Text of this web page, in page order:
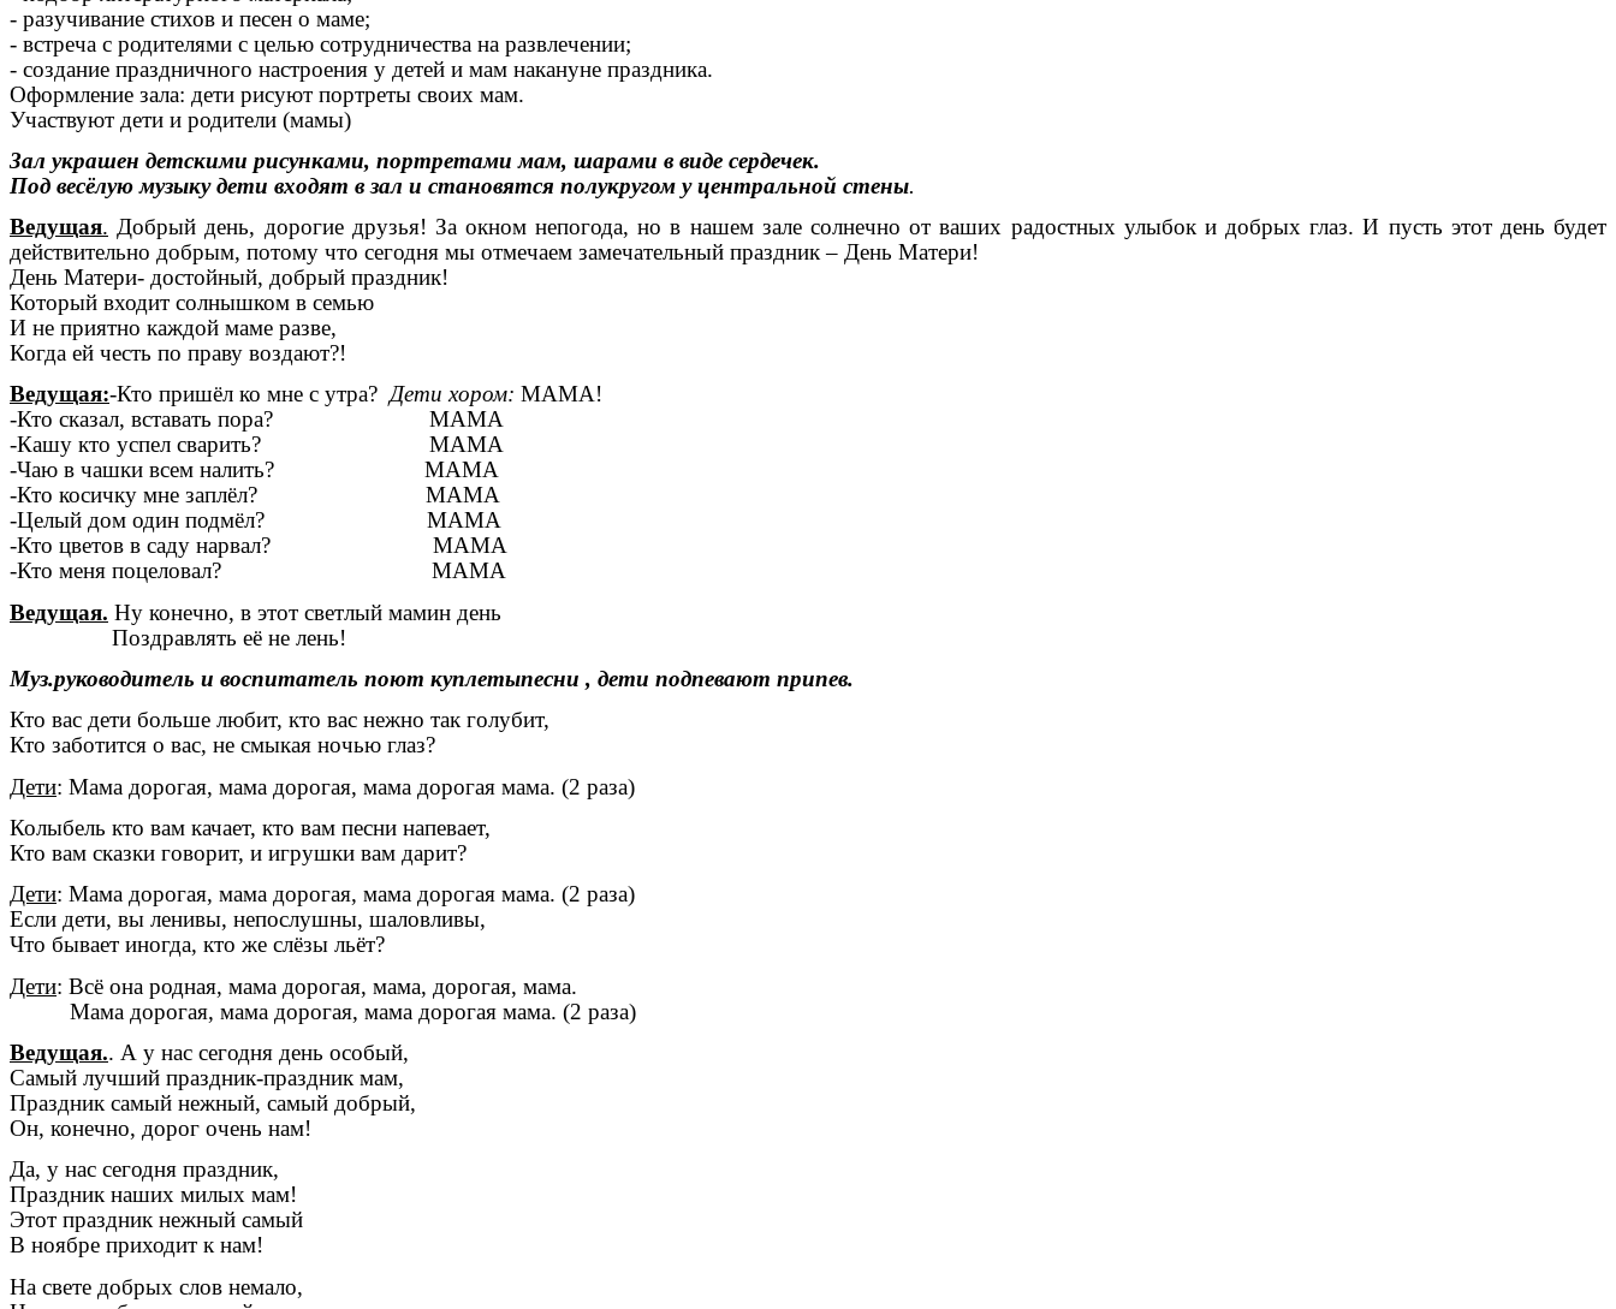
- разучивание стихов и песен о маме;
- встреча с родителями с целью сотрудничества на развлечении;
- создание праздничного настроения у детей и мам накануне праздника.
Оформление зала: дети рисуют портреты своих мам.
Участвуют дети и родители (мамы)
Зал украшен детскими рисунками, портретами мам, шарами в виде сердечек.
Под весёлую музыку дети входят в зал и становятся полукругом у центральной стены.
Ведущая. Добрый день, дорогие друзья! За окном непогода, но в нашем зале солнечно от ваших радостных улыбок и добрых глаз. И пусть этот день будет
действительно добрым, потому что сегодня мы отмечаем замечательный праздник – День Матери!
День Матери- достойный, добрый праздник!
Который входит солнышком в семью
И не приятно каждой маме разве,
Когда ей честь по праву воздают?!
Ведущая:-Кто пришёл ко мне с утра?Дети хором: МАМА!
-Кто сказал, вставать пора? МАМА
-Кашу кто успел сварить? МАМА
-Чаю в чашки всем налить? МАМА
-Кто косичку мне заплёл? МАМА
-Целый дом один подмёл? МАМА
-Кто цветов в саду нарвал? МАМА
-Кто меня поцеловал? МАМА
Ведущая. Ну конечно, в этот светлый мамин день
Поздравлять её не лень!
Муз.руководитель и воспитатель поют куплетыпесни , дети подпевают припев.
Кто вас дети больше любит, кто вас нежно так голубит,
Кто заботится о вас, не смыкая ночью глаз?
Дети: Мама дорогая, мама дорогая, мама дорогая мама. (2 раза)
Колыбель кто вам качает, кто вам песни напевает,
Кто вам сказки говорит, и игрушки вам дарит?
Дети: Мама дорогая, мама дорогая, мама дорогая мама. (2 раза)
Если дети, вы ленивы, непослушны, шаловливы,
Что бывает иногда, кто же слёзы льёт?
Дети: Всё она родная, мама дорогая, мама, дорогая, мама.
Мама дорогая, мама дорогая, мама дорогая мама. (2 раза)
Ведущая.. А у нас сегодня день особый,
Самый лучший праздник-праздник мам,
Праздник самый нежный, самый добрый,
Он, конечно, дорог очень нам!
Да, у нас сегодня праздник,
Праздник наших милых мам!
Этот праздник нежный самый
В ноябре приходит к нам!
На свете добрых слов немало,